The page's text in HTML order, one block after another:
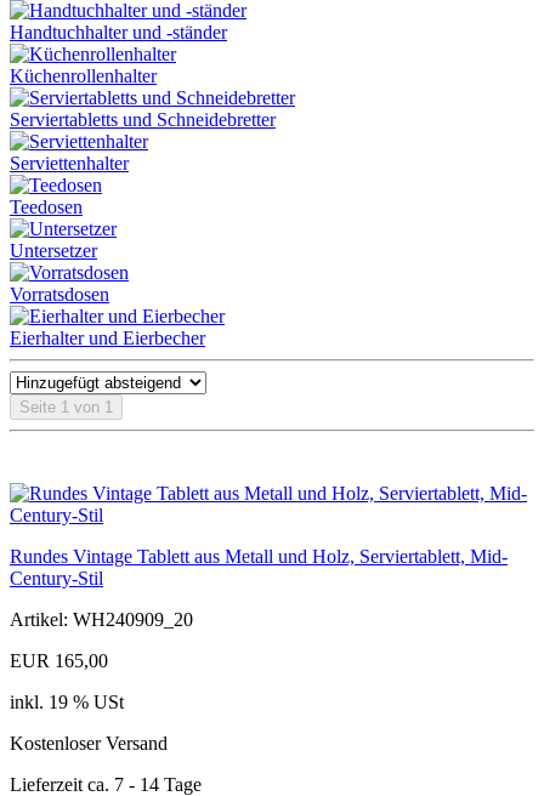
Handtuchhalter und -ständer
Küchenrollenhalter
Serviertabletts und Schneidebretter
Serviettenhalter
Teedosen
Untersetzer
Vorratsdosen
Eierhalter und Eierbecher
Seite 1 von 1
Rundes Vintage Tablett aus Metall und Holz, Serviertablett, Mid-
Century-Stil
Artikel: WH240909_20
EUR 165,00
inkl. 19 % USt
Kostenloser Versand
Lieferzeit ca. 7 - 14 Tage